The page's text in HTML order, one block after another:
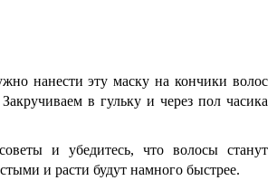
нанести эту маску на кончики волос
в гульку и через пол часика
и убедитесь, что волосы станут
и расти будут намного быстрее.